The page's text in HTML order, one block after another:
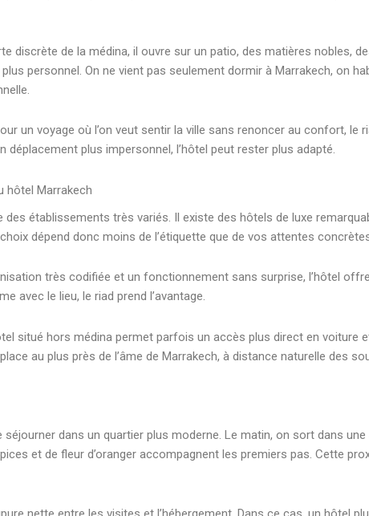
discrète de la médina, il ouvre sur un patio, des matières nobles,
personnel. On ne vient pas seulement dormir à Marrakech, on
un voyage où l’on veut sentir la ville sans renoncer au confort, le
plus impersonnel, l’hôtel peut rester plus adapté.
hôtel Marrakech
établissements très variés. Il existe des hôtels de luxe
dépend donc moins de l’étiquette que de vos attentes
très codifiée et un fonctionnement sans surprise, l’hôtel
avec le lieu, le riad prend l’avantage.
situé hors médina permet parfois un accès plus direct en voiture
au plus près de l’âme de Marrakech, à distance naturelle des
dans un quartier plus moderne. Le matin, on sort dans
et de fleur d’oranger accompagnent les premiers pas. Cette